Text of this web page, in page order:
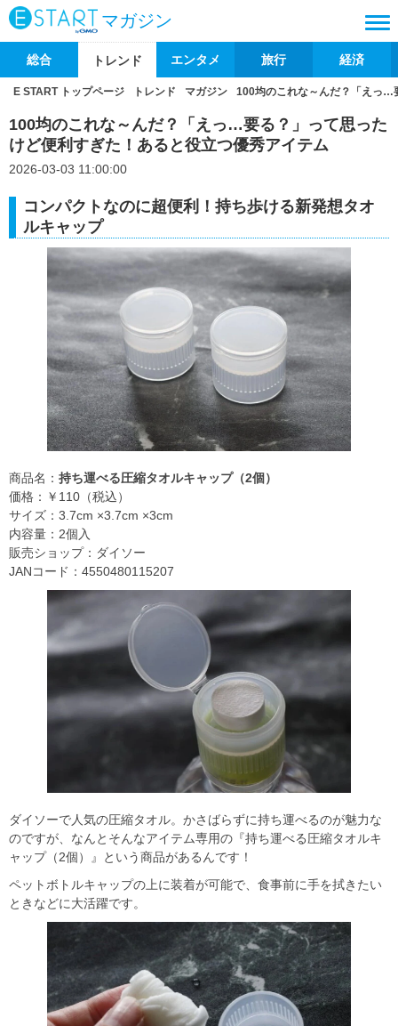
マガジン
総合 トレンド エンタメ 旅行 経済
E START トップページ トレンド マガジン 100均のこれな～んだ？「えっ…
100均のこれな～んだ？「えっ…要る？」って思った
けど便利すぎた！あると役立つ優秀アイテム
2026-03-03 11:00:00
コンパクトなのに超便利！持ち歩ける新発想タオ
ルキャップ
商品名： 持ち運べる圧縮タオルキャップ（2個）
価格：￥110（税込）
サイズ：3.7cm ×3.7cm ×3cm
内容量：2個入
販売ショップ：ダイソー
JANコード：4550480115207
ダイソーで人気の圧縮タオル。かさばらずに持ち運べるのが魅力な
のですが、なんとそんなアイテム専用の『持ち運べる圧縮タオルキ
ャップ（2個）』という商品があるんです！
ペットボトルキャップの上に装着が可能で、食事前に手を拭きたい
ときなどに大活躍です。